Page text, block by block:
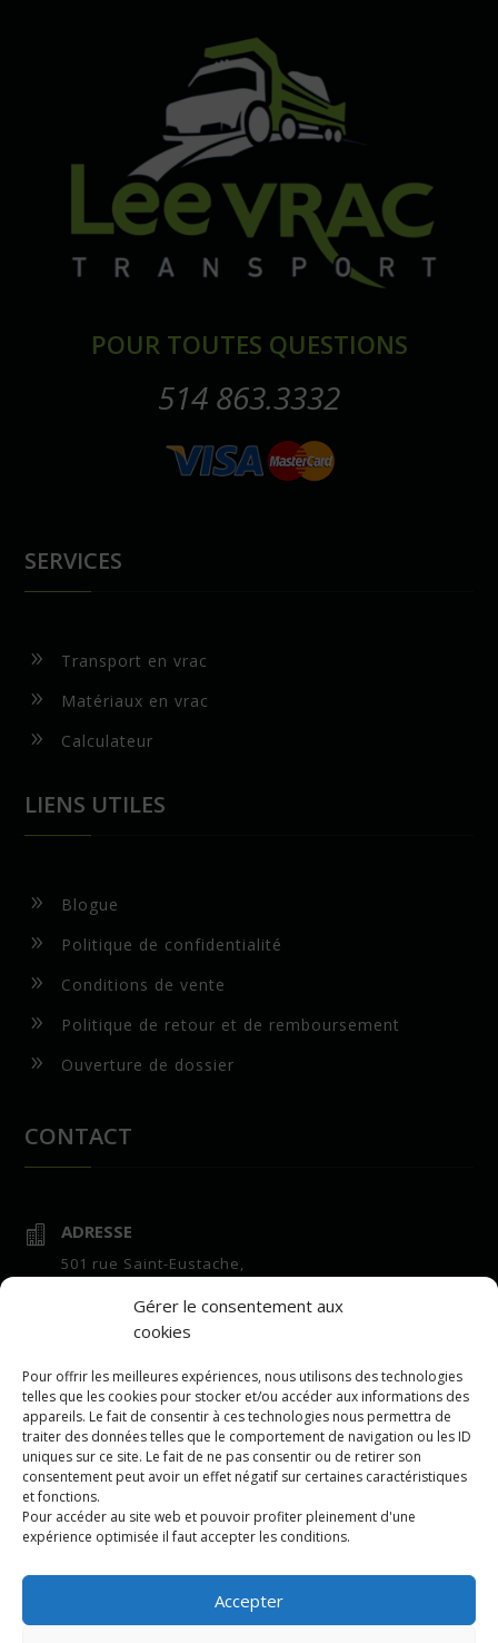
Gérer le consentement aux
cookies
Pour offrir les meilleures expériences, nous utilisons des technologies
telles que les cookies pour stocker et/ou accéder aux informations des
appareils. Le fait de consentir à ces technologies nous permettra de
traiter des données telles que le comportement de navigation ou les ID
uniques sur ce site. Le fait de ne pas consentir ou de retirer son
consentement peut avoir un effet négatif sur certaines caractéristiques
et fonctions.
Pour accéder au site web et pouvoir profiter pleinement d'une
expérience optimisée il faut accepter les conditions.
Accepter
POUR TOUTES QUESTIONS
514 863.3332
SERVICES
9 Transport en vrac
9 Matériaux en vrac
9 Calculateur
LIENS UTILES
9 Blogue
9 Politique de confidentialité
9 Conditions de vente
9 Politique de retour et de remboursement
9 Ouverture de dossier
CONTACT
 ADRESSE
501 rue Saint-Eustache,
Saint-Eustache, QC,
 HEURES D'OUVERTURE
Bureau :
7h à 16h lundi au vendredi
Centre de vrac :
7h à 16h lundi au vendredi
 COURRIEL